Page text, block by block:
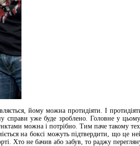
йому можна протидіяти. І
уже буде зроблено. Головне у
можна і потрібно. Тим паче такому
на боксі можуть підтвердити, що це
Хто не бачив або забув, то раджу